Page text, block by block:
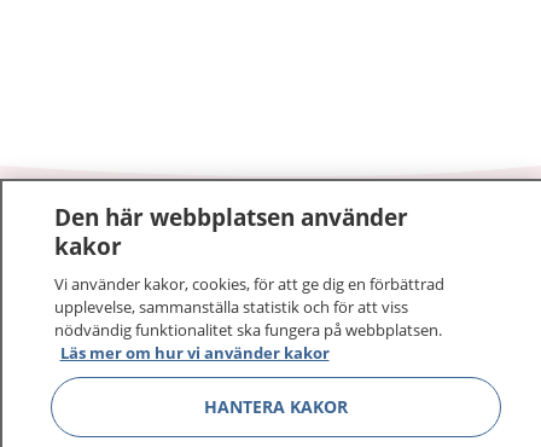
1177–tryggt om din hälsa och vård
På 1177.se får du råd om hälsa och information om
sjukdomar och vilka mottagningar du kan kontakta.
Logga in för att läsa din journal och göra dina
vårdärenden. Ring telefonnummer 1177 för
sjukvårdsrådgivning dygnet runt.
1177 ger dig råd när du vill må bättre.
Den här webbplatsen använder
kakor
Vi använder kakor, cookies, för att ge dig en förbättrad
upplevelse, sammanställa statistik och för att viss
nödvändig funktionalitet ska fungera på webbplatsen.
Läs mer om hur vi använder kakor
HANTERA KAKOR